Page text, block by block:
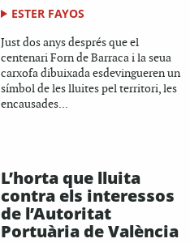
ESTER FAYOS
Just dos anys després que el
centenari Forn de Barraca i la seua
carxofa dibuixada esdevingueren un
símbol de les lluites pel territori, les
encausades...
L’horta que lluita
contra els interessos
de l’Autoritat
Portuària de València